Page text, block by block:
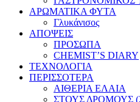
ΑΡΩΜΑΤΙΚΑ ΦΥΤΑ
Γλυκάνισος
ΑΠΟΨΕΙΣ
ΠΡΟΣΩΠΑ
CHEMIST’S DIARY
ΤΕΧΝΟΛΟΓΙΑ
ΠΕΡΙΣΣΟΤΕΡΑ
ΑΙΘΕΡΙΑ ΕΛΑΙΑ
ΣΤΟΥΣ ΔΡΟΜΟΥΣ